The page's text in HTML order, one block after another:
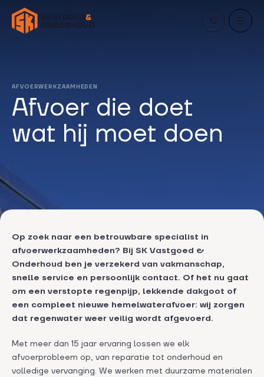
content
AFVOERWERKZAAMHEDEN
Afvoer die doet
wat hij moet doen
Op zoek naar een betrouwbare specialist in
afvoerwerkzaamheden? Bij SK Vastgoed &
Onderhoud ben je verzekerd van vakmanschap,
snelle service en persoonlijk contact. Of het nu gaat
om een verstopte regenpijp, lekkende dakgoot of
een compleet nieuwe hemelwaterafvoer: wij zorgen
dat regenwater weer veilig wordt afgevoerd.
Met meer dan 15 jaar ervaring lossen we elk
afvoerprobleem op, van reparatie tot onderhoud en
volledige vervanging. We werken met duurzame materialen